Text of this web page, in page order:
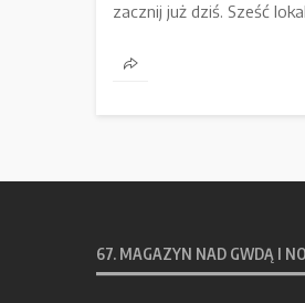
zacznij już dziś. Sześć
67. MAGAZYN NAD GWDĄ I